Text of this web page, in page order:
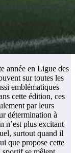
année en Ligue des
sur toutes les
emblématiques
cette édition, ces
par leurs
détermination à
n’est plus excitant
surtout quand il
que propose cette